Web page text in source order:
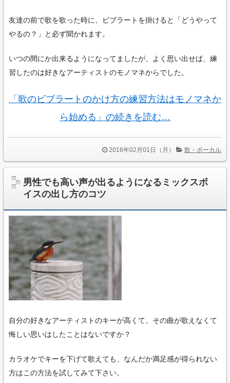
友達の前で歌を歌った時に、ビブラートを掛けると「どうやって
やるの？」と必ず聞かれます。
いつの間にか出来るようになってましたが、よく思い出せば、練
習したのは好きなアーティストのモノマネからでした。
「歌のビブラートのかけ方の練習方法はモノマネか
ら始める」の続きを読む…
2016年02月01日（月） 歌・ボーカル
男性でも高い声が出るようになるミックスボ
イスの出し方のコツ
自分の好きなアーティストのキーが高くて、その曲が歌えなくて
悔しい思いはしたことはないですか？
カラオケでキーを下げて歌えても、なんだか満足感が得られない
方はこの方法を試してみて下さい。